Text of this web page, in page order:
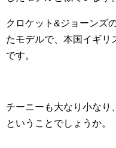
クロケット&ジョーンズ
たモデルで、本国イギリ
です。
チーニーも大なり小なり
ということでしょうか。